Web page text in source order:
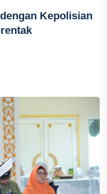
Kepolisian